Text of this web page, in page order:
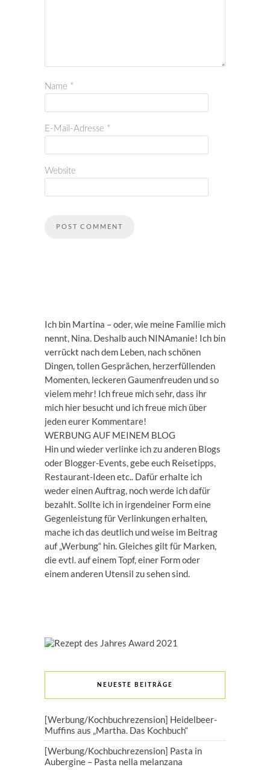
Name *
E-Mail-Adresse *
Website
Ich bin Martina – oder, wie meine Familie mich
nennt, Nina. Deshalb auch NINAmanie! Ich bin
verrückt nach dem Leben, nach schönen
Dingen, tollen Gesprächen, herzerfüllenden
Momenten, leckeren Gaumenfreuden und so
vielem mehr! Ich freue mich sehr, dass ihr
mich hier besucht und ich freue mich über
jeden eurer Kommentare!
WERBUNG AUF MEINEM BLOG
Hin und wieder verlinke ich zu anderen Blogs
oder Blogger-Events, gebe euch Reisetipps,
Restaurant-Ideen etc.. Dafür erhalte ich
weder einen Auftrag, noch werde ich dafür
bezahlt. Sollte ich in irgendeiner Form eine
Gegenleistung für Verlinkungen erhalten,
mache ich das deutlich und weise im Beitrag
auf „Werbung“ hin. Gleiches gilt für Marken,
die evtl. auf einem Topf, einer Form oder
einem anderen Utensil zu sehen sind.
NEUESTE BEITRÄGE
[Werbung/Kochbuchrezension] Heidelbeer-
Muffins aus „Martha. Das Kochbuch“
[Werbung/Kochbuchrezension] Pasta in
Aubergine – Pasta nella melanzana